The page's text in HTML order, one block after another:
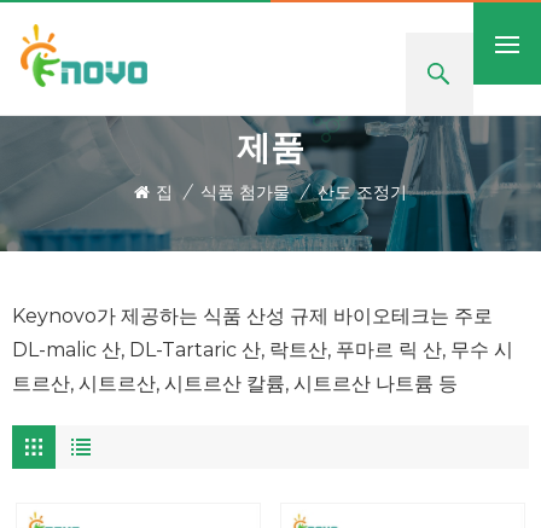
제품
집 / 식품 첨가물 / 산도 조정기
Keynovo가 제공하는 식품 산성 규제 바이오테크는 주로
DL-malic 산, DL-Tartaric 산, 락트산, 푸마르 릭 산, 무수 시
트르산, 시트르산, 시트르산 칼륨, 시트르산 나트륨 등